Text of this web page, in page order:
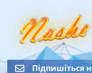
Підпишіться